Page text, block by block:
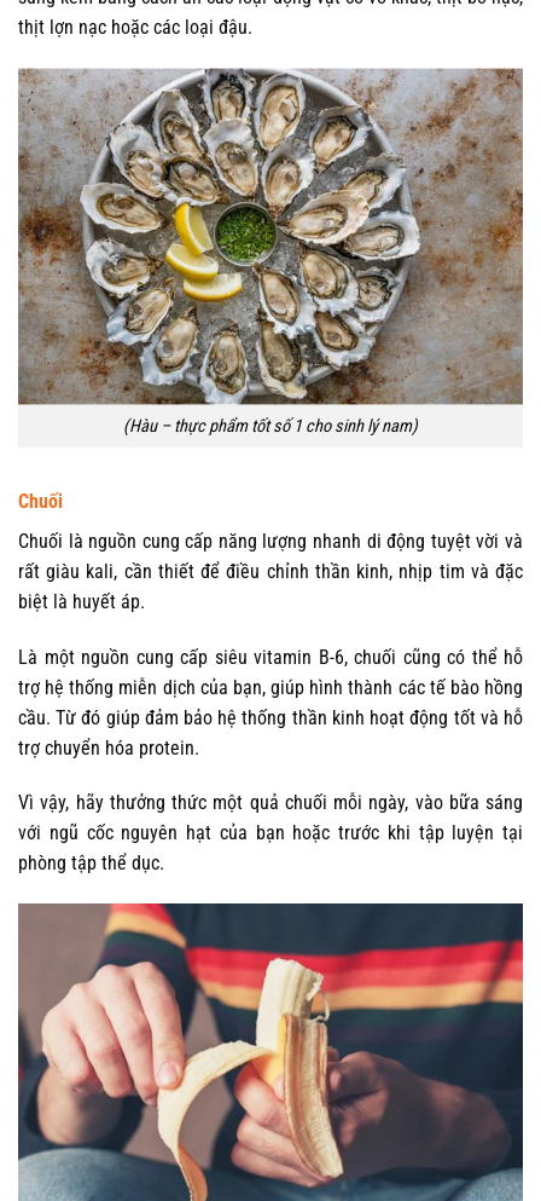
thịt lợn nạc hoặc các loại đậu.
(Hàu – thực phẩm tốt số 1 cho sinh lý nam)
Chuối
Chuối là nguồn cung cấp năng lượng nhanh di động tuyệt vời và
rất giàu kali, cần thiết để điều chỉnh thần kinh, nhịp tim và đặc
biệt là huyết áp.
Là một nguồn cung cấp siêu vitamin B-6, chuối cũng có thể hỗ
trợ hệ thống miễn dịch của bạn, giúp hình thành các tế bào hồng
cầu. Từ đó giúp đảm bảo hệ thống thần kinh hoạt động tốt và hỗ
trợ chuyển hóa protein.
Vì vậy, hãy thưởng thức một quả chuối mỗi ngày, vào bữa sáng
với ngũ cốc nguyên hạt của bạn hoặc trước khi tập luyện tại
phòng tập thể dục.